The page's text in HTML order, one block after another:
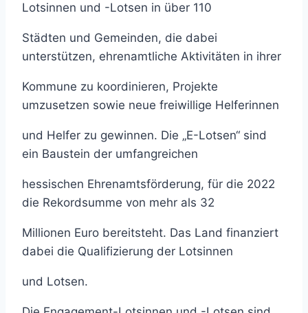
Lotsinnen und -Lotsen in über 110
Städten und Gemeinden, die dabei
unterstützen, ehrenamtliche Aktivitäten in ihrer
Kommune zu koordinieren, Projekte
umzusetzen sowie neue freiwillige Helferinnen
und Helfer zu gewinnen. Die „E-Lotsen“ sind
ein Baustein der umfangreichen
hessischen Ehrenamtsförderung, für die 2022
die Rekordsumme von mehr als 32
Millionen Euro bereitsteht. Das Land finanziert
dabei die Qualifizierung der Lotsinnen
und Lotsen.